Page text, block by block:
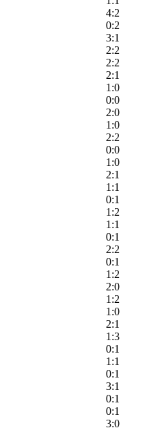
4:2
0:2
3:1
2:2
2:2
2:1
1:0
0:0
2:0
1:0
2:2
0:0
1:0
2:1
1:1
0:1
1:2
1:1
0:1
2:2
0:1
1:2
2:0
1:2
1:0
2:1
1:3
0:1
1:1
0:1
3:1
0:1
0:1
3:0